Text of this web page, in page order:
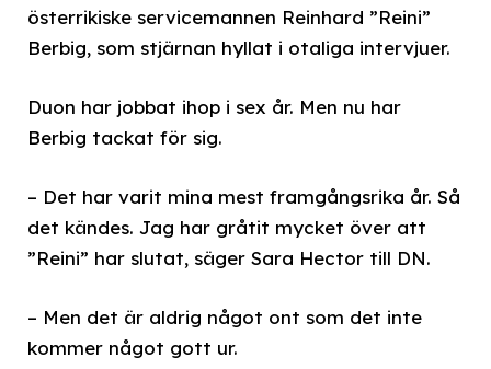
österrikiske servicemannen Reinhard ”Reini”
Berbig, som stjärnan hyllat i otaliga intervjuer.
Duon har jobbat ihop i sex år. Men nu har
Berbig tackat för sig.
– Det har varit mina mest framgångsrika år. Så
det kändes. Jag har gråtit mycket över att
”Reini” har slutat, säger Sara Hector till DN.
– Men det är aldrig något ont som det inte
kommer något gott ur.